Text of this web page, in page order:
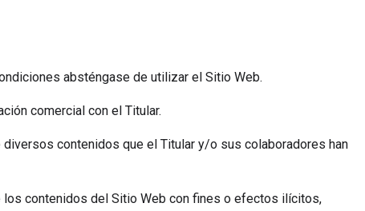
absténgase de utilizar el Sitio Web.
comercial con el Titular.
contenidos que el Titular y/o sus colaboradores han
contenidos del Sitio Web con fines o efectos ilícitos,